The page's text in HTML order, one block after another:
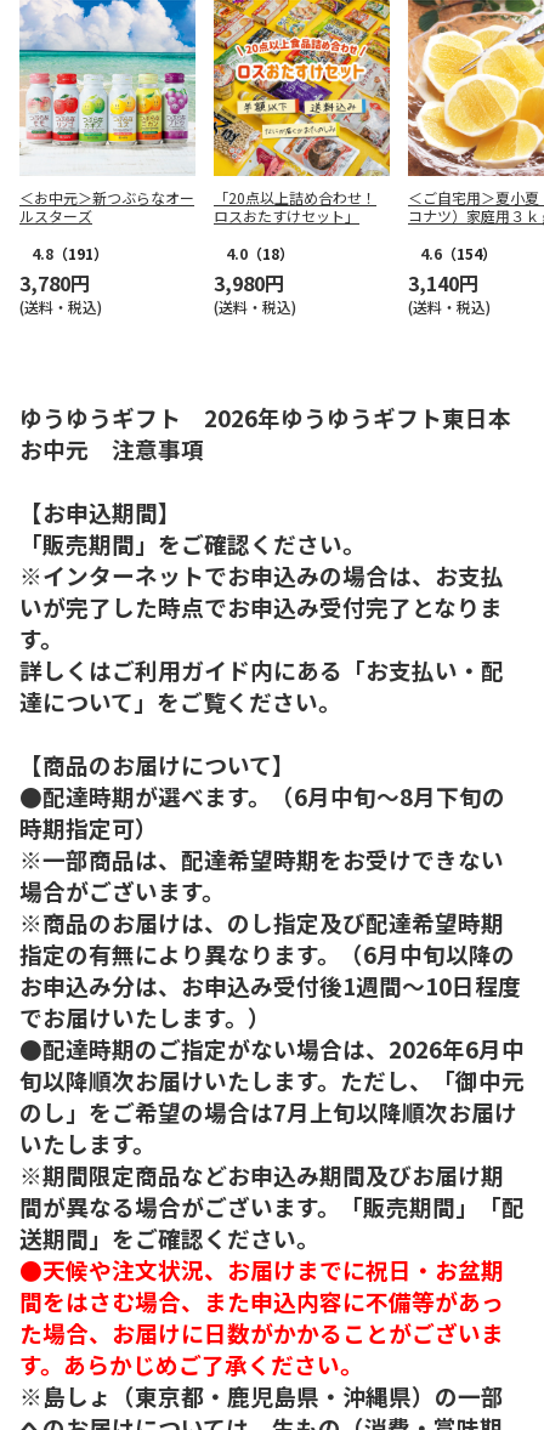
＜お中元＞新つぶらなオー
ルスターズ
4.8 （191）
3,780円
(送料・税込)
「20点以上詰め合わせ！
ロスおたすけセット」
4.0 （18）
3,980円
(送料・税込)
＜ご自宅用＞夏小夏
コナツ）家庭用３ｋ
4.6 （154）
3,140円
(送料・税込)
ゆうゆうギフト 2026年ゆうゆうギフト東日本
お中元 注意事項
【お申込期間】
「販売期間」をご確認ください。
※インターネットでお申込みの場合は、お支払
いが完了した時点でお申込み受付完了となりま
す。
詳しくはご利用ガイド内にある「お支払い・配
達について」をご覧ください。
【商品のお届けについて】
●配達時期が選べます。（6月中旬～8月下旬の
時期指定可）
※一部商品は、配達希望時期をお受けできない
場合がございます。
※商品のお届けは、のし指定及び配達希望時期
指定の有無により異なります。（6月中旬以降の
お申込み分は、お申込み受付後1週間～10日程度
でお届けいたします。）
●配達時期のご指定がない場合は、2026年6月中
旬以降順次お届けいたします。ただし、「御中元
のし」をご希望の場合は7月上旬以降順次お届け
いたします。
※期間限定商品などお申込み期間及びお届け期
間が異なる場合がございます。「販売期間」「配
送期間」をご確認ください。
●天候や注文状況、お届けまでに祝日・お盆期
間をはさむ場合、また申込内容に不備等があっ
た場合、お届けに日数がかかることがございま
す。あらかじめご了承ください。
※島しょ（東京都・鹿児島県・沖縄県）の一部